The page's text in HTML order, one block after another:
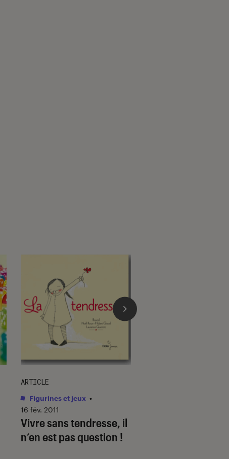
Vivre sans tendresse, il
n’en est pas question !
ARTICLE
Figurines et jeux •
16 fév. 2011